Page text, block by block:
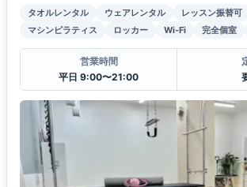
タオルレンタル ウェアレンタル レッスン振替可
マシンピラティス
ロッカー Wi-Fi 完全個室
営業時間
平日 9:00〜21:00